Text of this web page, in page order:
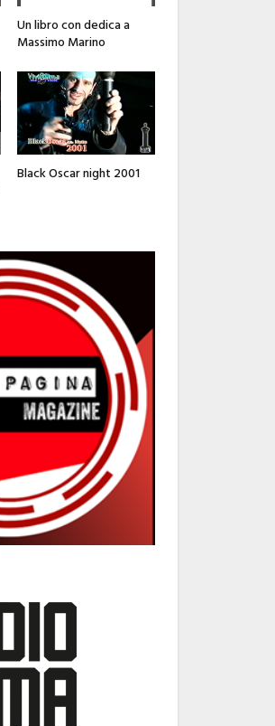
Un libro con dedica a
Massimo Marino
Black Oscar night 2001